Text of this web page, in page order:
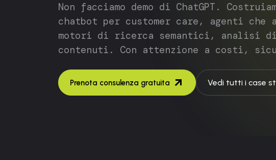
Non facciamo demo di ChatGPT.
chatbot per customer care, agenti che
motori di ricerca semantici, analisi di
contenuti. Con attenzione a costi,
Prenota consulenza gratuita Vedi tutti i case